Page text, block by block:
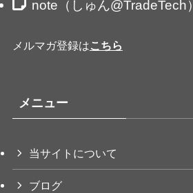
note（しゅん@TradeTech）
メルマガ登録はこちら
メニュー
当サイトについて
ブログ